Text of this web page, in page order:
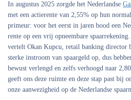
In augustus 2025 zorgde het Nederlandse
met een actierente van 2,55% op hun
primeur: voor het eerst in jaren bood een
rente op een vrij opneembare
vertelt Okan Kupcu, retail banking director
sterke instroom van spaargeld op, dus
bewust verlengd en zelfs verhoogd naar
geeft ons deze ruimte en deze stap past bij
onze aanwezigheid op de Nederlandse